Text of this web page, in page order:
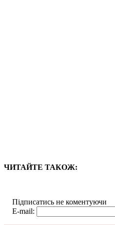
ЧИТАЙТЕ ТАКОЖ:
Підписатись не коментуючи
E-mail: